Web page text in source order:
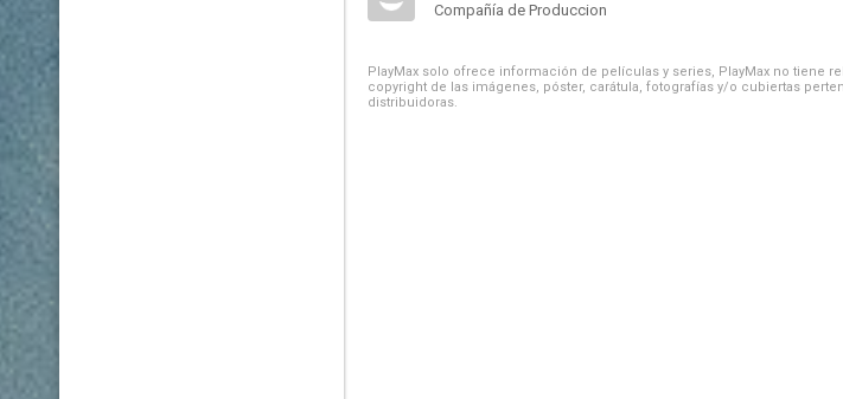
Compañía de Produccion
PlayMax solo ofrece información de películas y series, PlayMax no tiene
copyright de las imágenes, póster, carátula, fotografías y/o cubiertas
distribuidoras.